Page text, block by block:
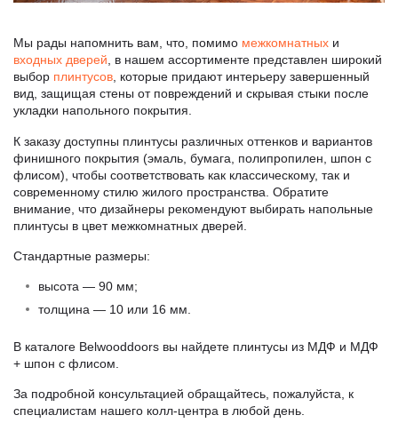
Мы рады напомнить вам, что, помимо межкомнатных и
входных дверей, в нашем ассортименте представлен широкий
выбор плинтусов, которые придают интерьеру завершенный
вид, защищая стены от повреждений и скрывая стыки после
укладки напольного покрытия.
К заказу доступны плинтусы различных оттенков и вариантов
финишного покрытия (эмаль, бумага, полипропилен, шпон с
флисом), чтобы соответствовать как классическому, так и
современному стилю жилого пространства. Обратите
внимание, что дизайнеры рекомендуют выбирать напольные
плинтусы в цвет межкомнатных дверей.
Стандартные размеры:
высота — 90 мм;
толщина — 10 или 16 мм.
В каталоге Belwooddoors вы найдете плинтусы из МДФ и МДФ
+ шпон с флисом.
За подробной консультацией обращайтесь, пожалуйста, к
специалистам нашего колл-центра в любой день.